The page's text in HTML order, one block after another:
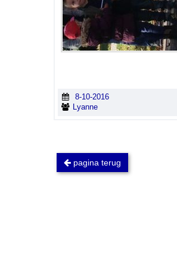
8-10-2016
Lyanne
pagina terug